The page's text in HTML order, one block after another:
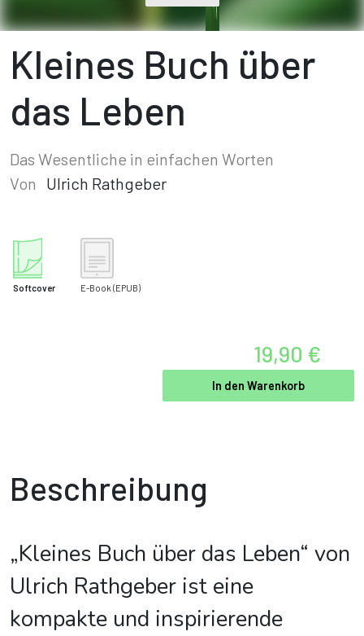
Kleines Buch über
das Leben
Das Wesentliche in einfachen Worten
Von
Ulrich Rathgeber
Softcover E-Book (EPUB)
19,90 €
In den Warenkorb
Beschreibung
„Kleines Buch über das Leben“ von
Ulrich Rathgeber ist eine
kompakte und inspirierende